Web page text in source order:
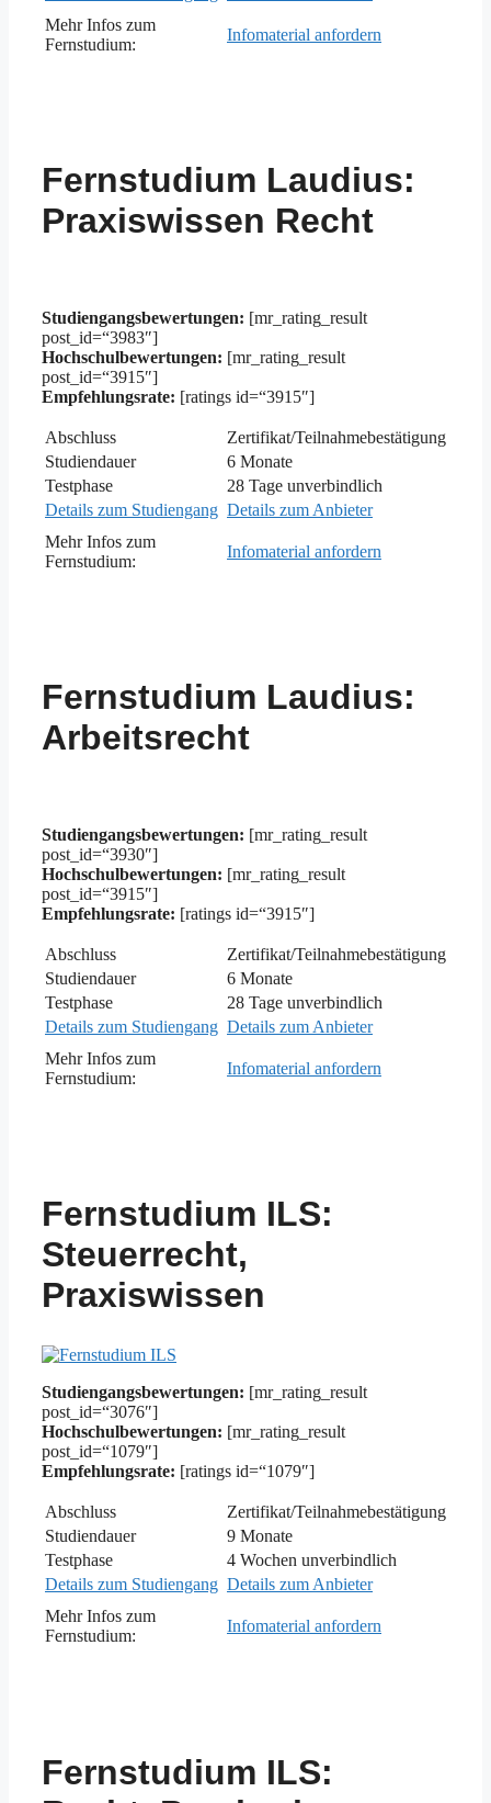
Mehr Infos zum
Fernstudium:
Infomaterial anfordern
Fernstudium Laudius:
Praxiswissen Recht
Studiengangsbewertungen: [mr_rating_result
post_id=“3983″]
Hochschulbewertungen: [mr_rating_result
post_id=“3915″]
Empfehlungsrate: [ratings id=“3915″]
Abschluss
Zertifikat/Teilnahmebestätigung
Studiendauer
6 Monate
Testphase
28 Tage unverbindlich
Details zum Studiengang Details zum Anbieter
Mehr Infos zum
Fernstudium:
Infomaterial anfordern
Fernstudium Laudius:
Arbeitsrecht
Studiengangsbewertungen: [mr_rating_result
post_id=“3930″]
Hochschulbewertungen: [mr_rating_result
post_id=“3915″]
Empfehlungsrate: [ratings id=“3915″]
Abschluss
Zertifikat/Teilnahmebestätigung
Studiendauer
6 Monate
Testphase
28 Tage unverbindlich
Details zum Studiengang Details zum Anbieter
Mehr Infos zum
Fernstudium:
Infomaterial anfordern
Fernstudium ILS:
Steuerrecht,
Praxiswissen
Studiengangsbewertungen: [mr_rating_result
post_id=“3076″]
Hochschulbewertungen: [mr_rating_result
post_id=“1079″]
Empfehlungsrate: [ratings id=“1079″]
Abschluss
Zertifikat/Teilnahmebestätigung
Studiendauer
9 Monate
Testphase
4 Wochen unverbindlich
Details zum Studiengang Details zum Anbieter
Mehr Infos zum
Fernstudium:
Infomaterial anfordern
Fernstudium ILS: